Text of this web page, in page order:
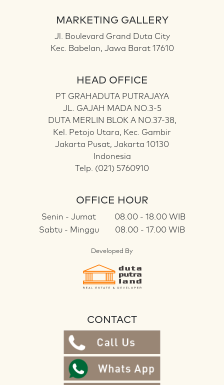
MARKETING GALLERY
Jl. Boulevard Grand Duta City
Kec. Babelan, Jawa Barat 17610
HEAD OFFICE
PT GRAHADUTA PUTRAJAYA
JL. GAJAH MADA NO.3-5
DUTA MERLIN BLOK A NO.37-38,
Kel. Petojo Utara, Kec. Gambir
Jakarta Pusat, Jakarta 10130
Indonesia
Telp. (021) 5760910
OFFICE HOUR
Senin - Jumat
08.00 - 18.00 WIB
Sabtu - Minggu
08.00 - 17.00 WIB
Developed By
CONTACT